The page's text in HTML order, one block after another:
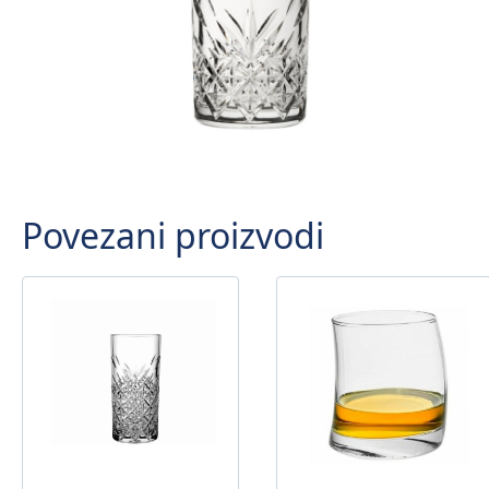
Povezani proizvodi